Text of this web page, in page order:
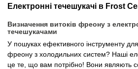
Електронні течешукачі в Frost
Визначення витоків фреону з
течешукачами
У пошуках ефективного інструменту
фреону з холодильних систем? Наші
це те, що вам потрібно! Вони являють